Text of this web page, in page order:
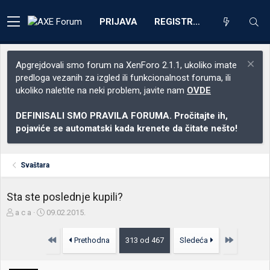
PRIJAVA REGISTRACIJA
Apgrejdovali smo forum na XenForo 2.1.1, ukoliko imate
predloga vezanih za izgled ili funkcionalnost foruma, ili
ukoliko naletite na neki problem, javite nam OVDE
DEFINISALI SMO PRAVILA FORUMA. Pročitajte ih,
pojaviće se automatski kada krenete da čitate nešto!
Svaštara
Sta ste poslednje kupili?
Z
a c a
D
u
09.02.2015.
Prvo Prethodna 313 od 467 Sledeća Poslednja